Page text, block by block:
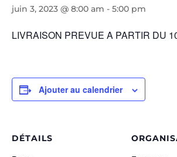
juin 3, 2023 @ 8:00 am - 5:00 pm
LIVRAISON PREVUE A PARTIR DU
Ajouter au calendrier
DÉTAILS